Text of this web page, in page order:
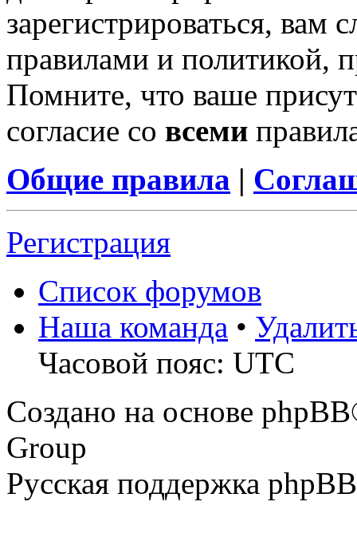
зарегистрироваться, вам
правилами и политикой,
Помните, что ваше
согласие со всеми
Общие правила |
Регистрация
Список форумов
Наша команда •
Часовой пояс: UTC
Создано на основе
Group
Русская поддержка phpBB